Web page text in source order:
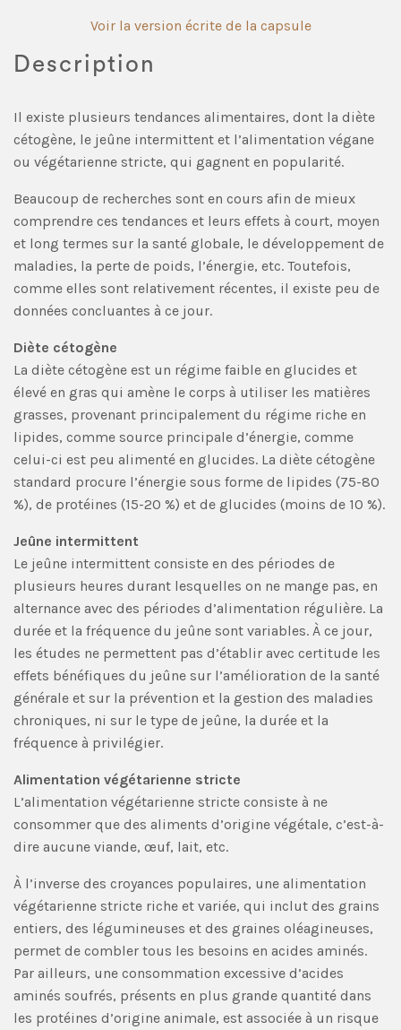
Voir la version écrite de la capsule
Description
Il existe plusieurs tendances alimentaires, dont la diète
cétogène, le jeûne intermittent et l’alimentation végane
ou végétarienne stricte, qui gagnent en popularité.
Beaucoup de recherches sont en cours afin de mieux
comprendre ces tendances et leurs effets à court, moyen
et long termes sur la santé globale, le développement de
maladies, la perte de poids, l’énergie, etc. Toutefois,
comme elles sont relativement récentes, il existe peu de
données concluantes à ce jour.
Diète cétogène
La diète cétogène est un régime faible en glucides et
élevé en gras qui amène le corps à utiliser les matières
grasses, provenant principalement du régime riche en
lipides, comme source principale d’énergie, comme
celui-ci est peu alimenté en glucides. La diète cétogène
standard procure l’énergie sous forme de lipides (75-80
%), de protéines (15-20 %) et de glucides (moins de 10 %).
Jeûne intermittent
Le jeûne intermittent consiste en des périodes de
plusieurs heures durant lesquelles on ne mange pas, en
alternance avec des périodes d’alimentation régulière. La
durée et la fréquence du jeûne sont variables. À ce jour,
les études ne permettent pas d’établir avec certitude les
effets bénéfiques du jeûne sur l’amélioration de la santé
générale et sur la prévention et la gestion des maladies
chroniques, ni sur le type de jeûne, la durée et la
fréquence à privilégier.
Alimentation végétarienne stricte
L’alimentation végétarienne stricte consiste à ne
consommer que des aliments d’origine végétale, c’est-à-
dire aucune viande, œuf, lait, etc.
À l’inverse des croyances populaires, une alimentation
végétarienne stricte riche et variée, qui inclut des grains
entiers, des légumineuses et des graines oléagineuses,
permet de combler tous les besoins en acides aminés.
Par ailleurs, une consommation excessive d’acides
aminés soufrés, présents en plus grande quantité dans
les protéines d’origine animale, est associée à un risque